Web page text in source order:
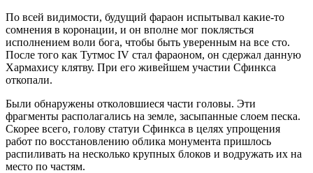
По всей видимости, будущий фараон испытывал какие-то
сомнения в коронации, и он вполне мог поклясться
исполнением воли бога, чтобы быть уверенным на все сто.
После того как Тутмос IV стал фараоном, он сдержал данную
Хармахису клятву. При его живейшем участии Сфинкса
откопали.
Были обнаружены отколовшиеся части головы. Эти
фрагменты располагались на земле, засыпанные слоем песка.
Скорее всего, голову статуи Сфинкса в целях упрощения
работ по восстановлению облика монумента пришлось
распиливать на несколько крупных блоков и водружать их на
место по частям.